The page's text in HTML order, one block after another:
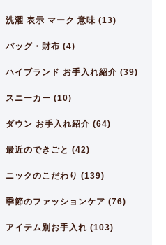
洗濯 表示 マーク 意味 (13)
バッグ・財布 (4)
ハイブランド お手入れ紹介 (39)
スニーカー (10)
ダウン お手入れ紹介 (64)
最近のできごと (42)
ニックのこだわり (139)
季節のファッションケア (76)
アイテム別お手入れ (103)